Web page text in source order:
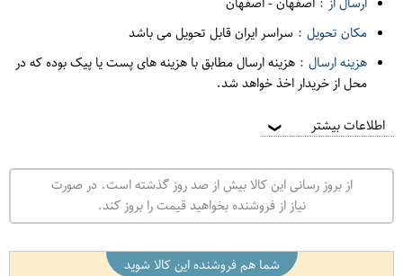
مکان تحویل : سراسر ایران قابل تحویل می باشد
هزینه ارسال : هزینه ارسال مطابق با هزینه های پست یا پیک بوده که در
محل از خریدار اخذ خواهد شد.
اطلاعات بیشتر ❯
از بروز رسانی این کالا بیش از صد روز گذشته است. در صورت
نیاز از فروشنده بخواهید قیمت را بروز کند.
شما هم فروشنده این کالا شوید